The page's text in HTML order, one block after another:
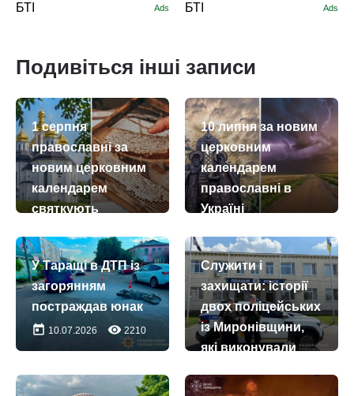
БТІ Ads БТІ Ads
Подивіться інші записи
1 серпня
православні за
новим церковним
календарем
святкують
Винесення чесних
древ
животворчого
Хреста
Господнього
today remove_red_eye
10 липня за новим
церковним
календарем
православні в
Україні
пам’ять
преподобного
Антонія
Печерського
today 10.07.2026 remove_red_eye 73
У Таращі в ДТП із
загорянням
постраждав юнак
today 10.07.2026 remove_red_eye 2210
Служити і
захищати: історії
двох поліцейських
із Миронівщини,
які виконували
на фронті